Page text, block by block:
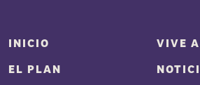
INICIO
VIVE
EL PLAN